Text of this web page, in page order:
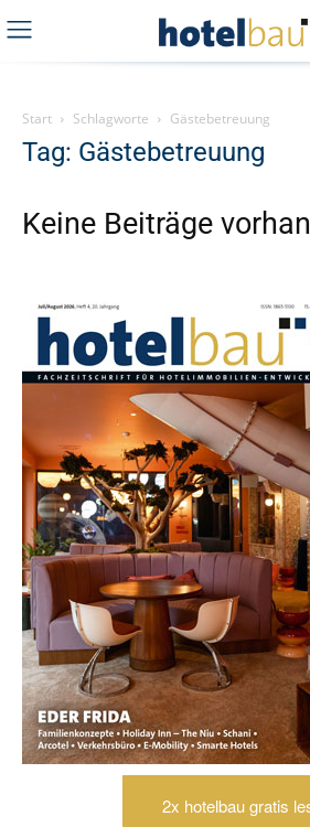
Start Schlagworte Gästebetreuung
Tag: Gästebetreuung
Keine Beiträge
2x hotelbau gratis